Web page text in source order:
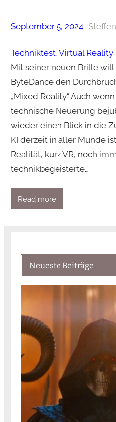
September 5, 2024–
Techniktest, Virtual Reality
Mit seiner neuen Brille will
ByteDance den
„Mixed Reality“ Auch
technische Neuerung
wieder einen Blick in die
KI derzeit in aller Munde
Realität, kurz VR, noch
technikbegeisterte…
Read more
Neueste Beiträge